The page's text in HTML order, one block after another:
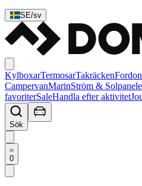
SE/sv
KylboxarTermosarTakräcken
CampervanMarinStröm &
favoriterSaleHandla efter aktivitet
Sök
0